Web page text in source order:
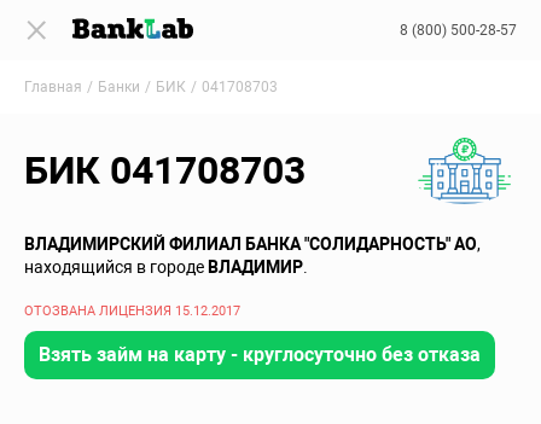
8 (800) 500-28-57
Главная Банки БИК 041708703
БИК 041708703
ВЛАДИМИРСКИЙ ФИЛИАЛ БАНКА "СОЛИДАРНОСТЬ" АО,
находящийся в городе ВЛАДИМИР
ОТОЗВАНА ЛИЦЕНЗИЯ 15.12.2017
Взять займ на карту - круглосуточно без отказа